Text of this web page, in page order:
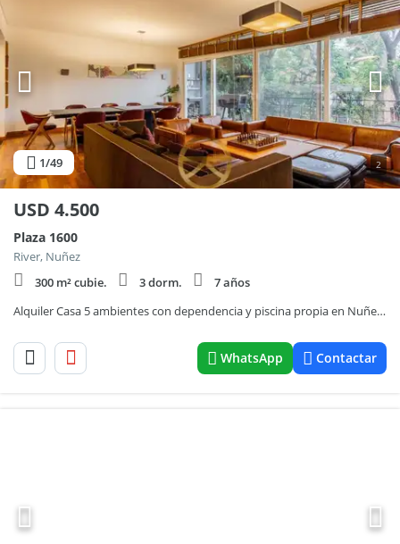
1/49 2
USD 4.500
Plaza 1600
River, Nuñez
300 m² cubie.
3 dorm.
7 años
Alquiler Casa 5 ambientes con dependencia y piscina propia en Nuñez Bº River
WhatsApp Contactar